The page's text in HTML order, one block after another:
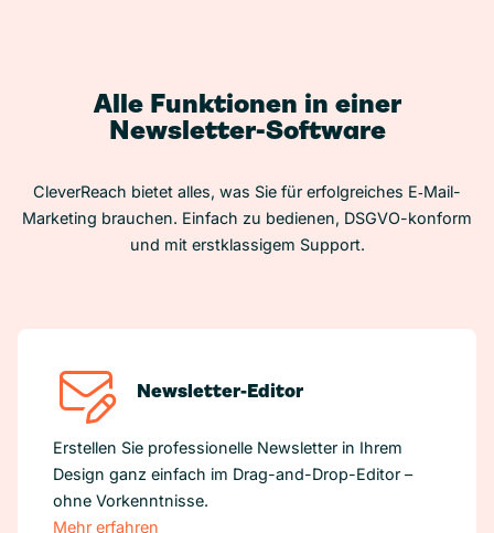
Alle Funktionen in einer
Newsletter-Software
CleverReach bietet alles, was Sie für erfolgreiches E‑Mail-
Marketing brauchen. Einfach zu bedienen, DSGVO-konform
und mit erstklassigem Support.
Newsletter-Editor
Erstellen Sie professionelle Newsletter in Ihrem
Design ganz einfach im Drag-and-Drop-Editor –
ohne Vorkenntnisse.
Mehr erfahren